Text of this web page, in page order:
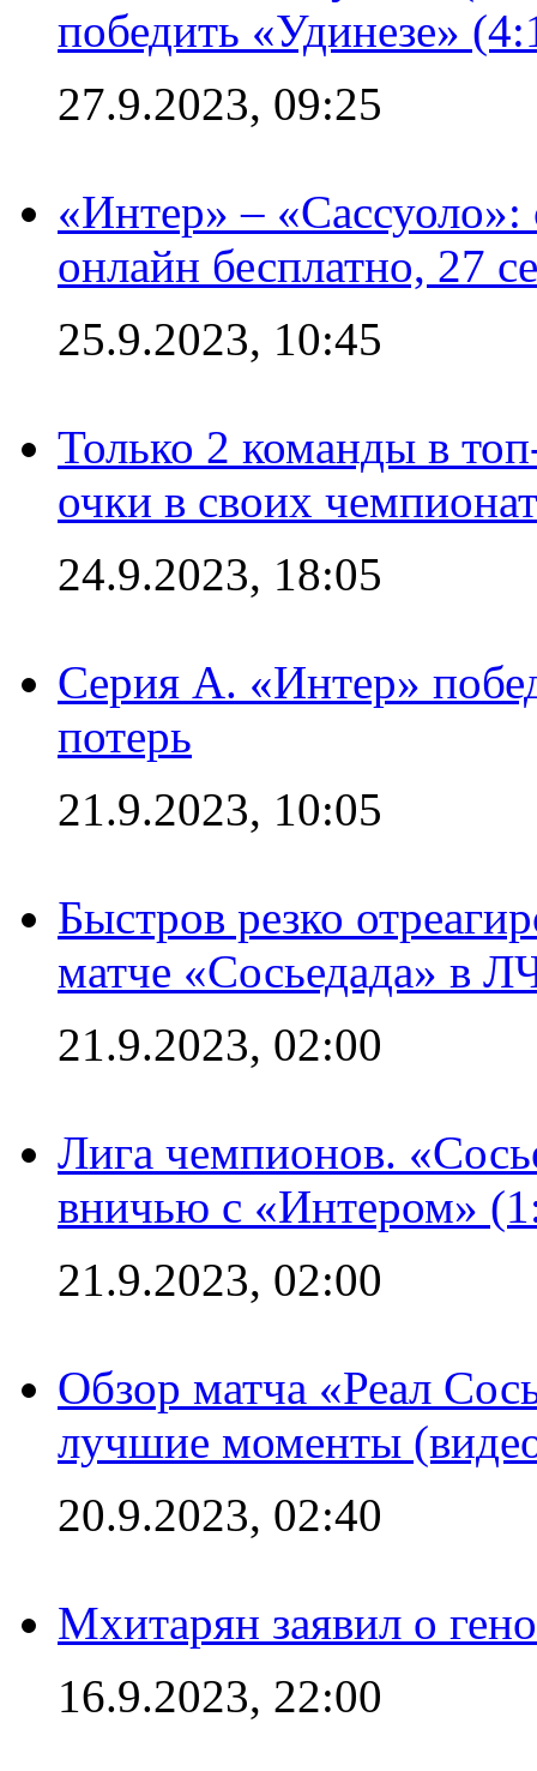
победить «Удинезе»
27.9.2023, 09:25
«Интер» –
онлайн бесплатно, 27
25.9.2023, 10:45
Только 2 команды в
очки в своих
24.9.2023, 18:05
Серия А. «Интер»
потерь
21.9.2023, 10:05
Быстров резко
матче «Сосьедада» в
21.9.2023, 02:00
Лига чемпионов.
вничью с «Интером»
21.9.2023, 02:00
Обзор матча «Реал
лучшие моменты
20.9.2023, 02:40
Мхитарян заявил о
16.9.2023, 22:00